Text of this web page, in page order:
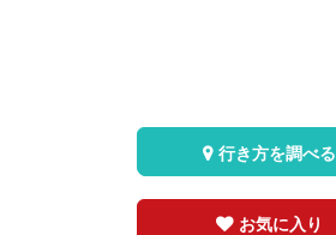
お気に入り
行き方を調べる